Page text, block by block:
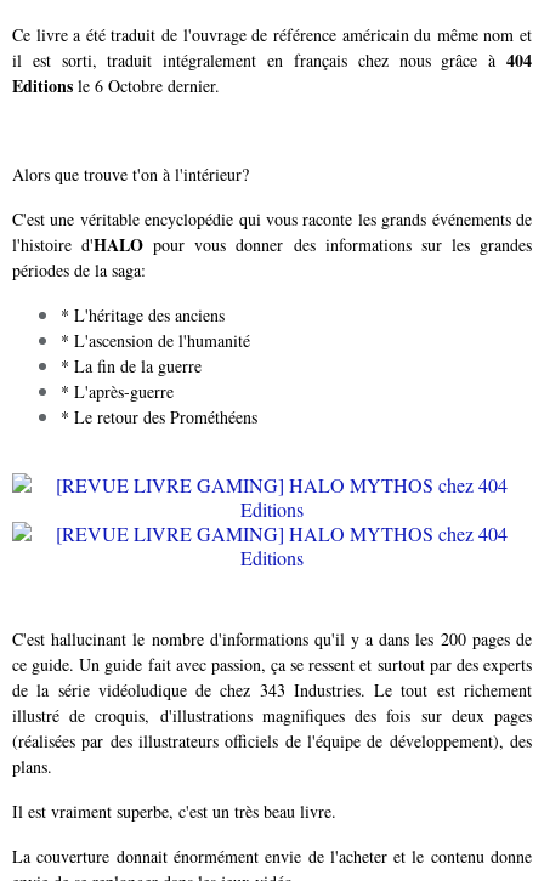
Ce livre a été traduit de l'ouvrage de référence américain du même nom et
il est sorti, traduit intégralement en français chez nous grâce à 404
Editions le 6 Octobre dernier.
Alors que trouve t'on à l'intérieur?
C'est une véritable encyclopédie qui vous raconte les grands événements de
l'histoire d'HALO pour vous donner des informations sur les grandes
périodes de la saga:
* L'héritage des anciens
* L'ascension de l'humanité
* La fin de la guerre
* L'après-guerre
* Le retour des Prométhéens
C'est hallucinant le nombre d'informations qu'il y a dans les 200 pages de
ce guide. Un guide fait avec passion, ça se ressent et surtout par des experts
de la série vidéoludique de chez 343 Industries. Le tout est richement
illustré de croquis, d'illustrations magnifiques des fois sur deux pages
(réalisées par des illustrateurs officiels de l'équipe de développement), des
plans.
Il est vraiment superbe, c'est un très beau livre.
La couverture donnait énormément envie de l'acheter et le contenu donne